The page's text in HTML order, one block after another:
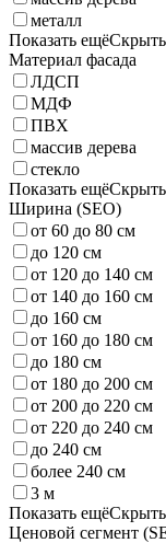
металл
Показать ещёСкрыть
Материал фасада
ЛДСП
МДФ
ПВХ
массив дерева
стекло
Показать ещёСкрыть
Ширина (SEO)
от 60 до 80 см
до 120 см
от 120 до 140 см
от 140 до 160 см
до 160 см
от 160 до 180 см
до 180 см
от 180 до 200 см
от 200 до 220 см
от 220 до 240 см
до 240 см
более 240 см
3 м
Показать ещёСкрыть
Ценовой сегмент